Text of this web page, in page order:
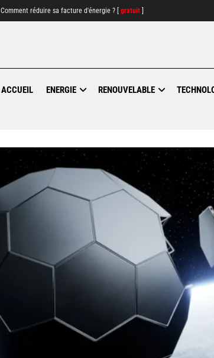
Comment réduire sa facture d'énergie ? [ gratuit
ACCUEIL ENERGIE RENOUVELABLE